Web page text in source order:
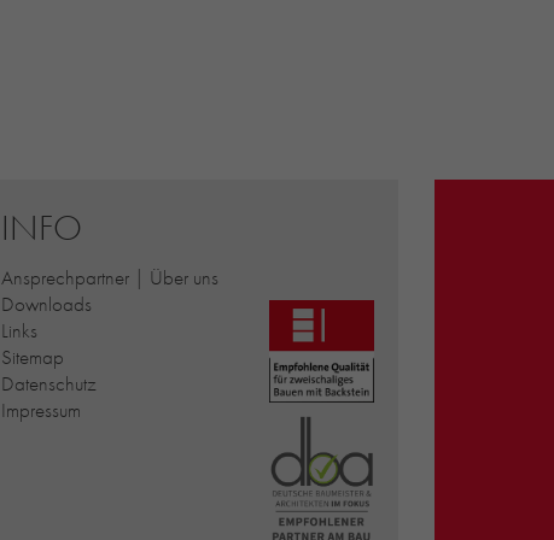
INFO
Ansprechpartner | Über uns
Downloads
Links
Sitemap
Datenschutz
Impressum